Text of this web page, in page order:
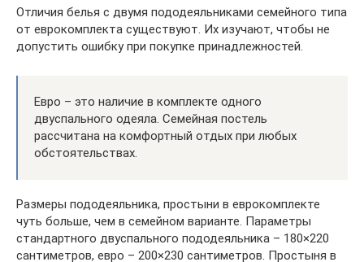
Отличия белья с двумя пододеяльниками семейного типа
от еврокомплекта существуют. Их изучают, чтобы не
допустить ошибку при покупке принадлежностей.
Евро – это наличие в комплекте одного
двуспального одеяла. Семейная постель
рассчитана на комфортный отдых при любых
обстоятельствах.
Размеры пододеяльника, простыни в еврокомплекте
чуть больше, чем в семейном варианте. Параметры
стандартного двуспального пододеяльника – 180×220
сантиметров, евро – 200×230 сантиметров. Простыня в